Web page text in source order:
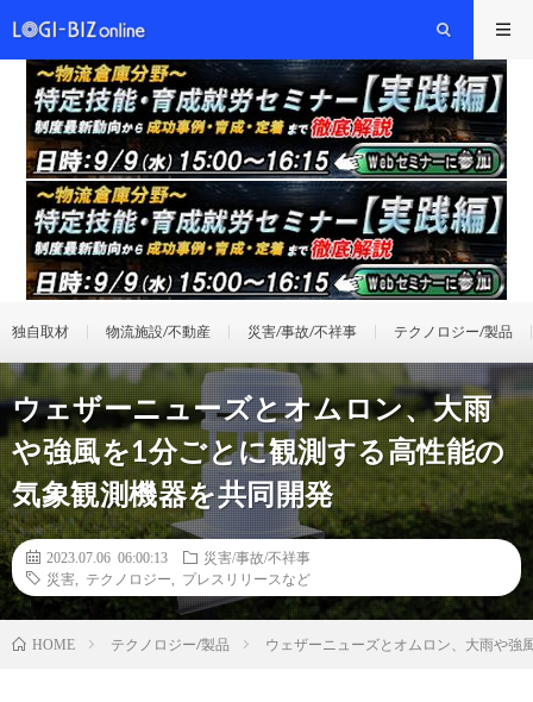
独自取材 物流施設/不動産 災害/事故/不祥事 テクノロジー/製品
ウェザーニューズとオムロン、大雨
や強風を1分ごとに観測する高性能の
気象観測機器を共同開発
2023.07.06 06:00:13
災害/事故/不祥事
災害
テクノロジー プレスリリースなど
HOME テクノロジー/製品 ウェザーニューズとオムロン、大雨や強